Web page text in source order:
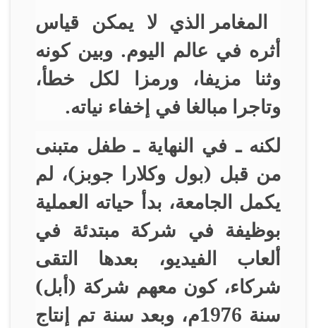
المغامر الذي لا يمكن قياس
أثره في عالم اليوم. وبين كونه
وثنا مزيفا، ورمزا لكل خطأ،
وتاجرا مبالغا في إخفاء نياته.
لكنه ـ في النهاية ـ طفل متبنى
من قبل (بول وكلارا جوبز)، لم
يكمل الجامعة، بدأ حياته العملية
بوظيفة في شركة مبتدئة في
ألعاب الفيديو، بعدها التقى
شركاء، كون معهم شركة (أبل)
سنة 1976م، وبعد سنة تم إنتاج